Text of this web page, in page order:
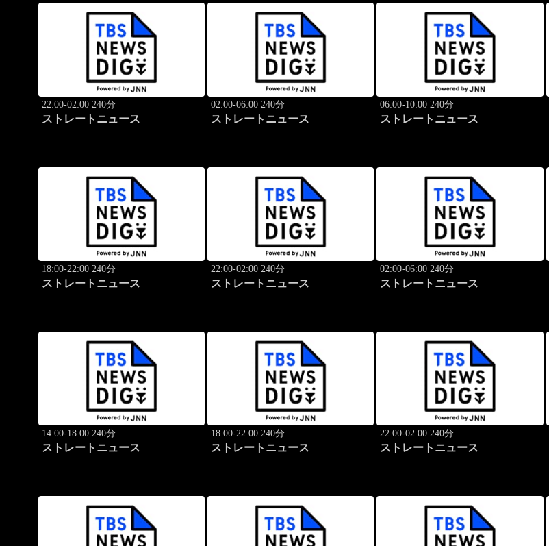
22:00-02:00 240分
ストレートニュース
02:00-06:00 240分
ストレートニュース
06:00-10:00 240分
ストレートニュース
18:00-22:00 240分
ストレートニュース
22:00-02:00 240分
ストレートニュース
02:00-06:00 240分
ストレートニュース
14:00-18:00 240分
ストレートニュース
18:00-22:00 240分
ストレートニュース
22:00-02:00 240分
ストレートニュース